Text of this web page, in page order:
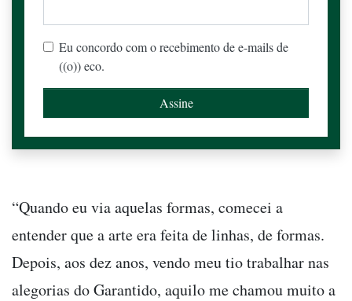
Eu concordo com o recebimento de e-mails de
((o)) eco.
“Quando eu via aquelas formas, comecei a
entender que a arte era feita de linhas, de formas.
Depois, aos dez anos, vendo meu tio trabalhar nas
alegorias do Garantido, aquilo me chamou muito a